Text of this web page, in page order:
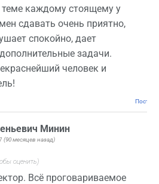
теме каждому стоящему у
сдавать очень приятно,
спокойно, дает
задачи.
человек и
Минин
(90 месяцев назад)
оценить)
Всё проговариваемое